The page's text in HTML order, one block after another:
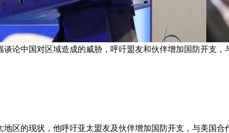
论中国对区域造成的威胁，呼吁盟友和伙伴增加国防开支
区的现状，他呼吁亚太盟友及伙伴增加国防开支，与美国合